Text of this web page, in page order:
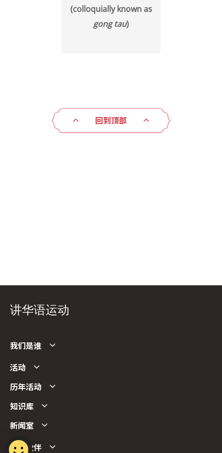
(colloquially known as
gong tau)
回到顶部
讲华语运动
我们是谁
活动
历年活动
知识库
新闻室
合作伙伴